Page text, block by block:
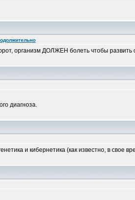
организм ДОЛЖЕН болеть чтобы развить
диагноза.
и кибернетика (как известно, в свое